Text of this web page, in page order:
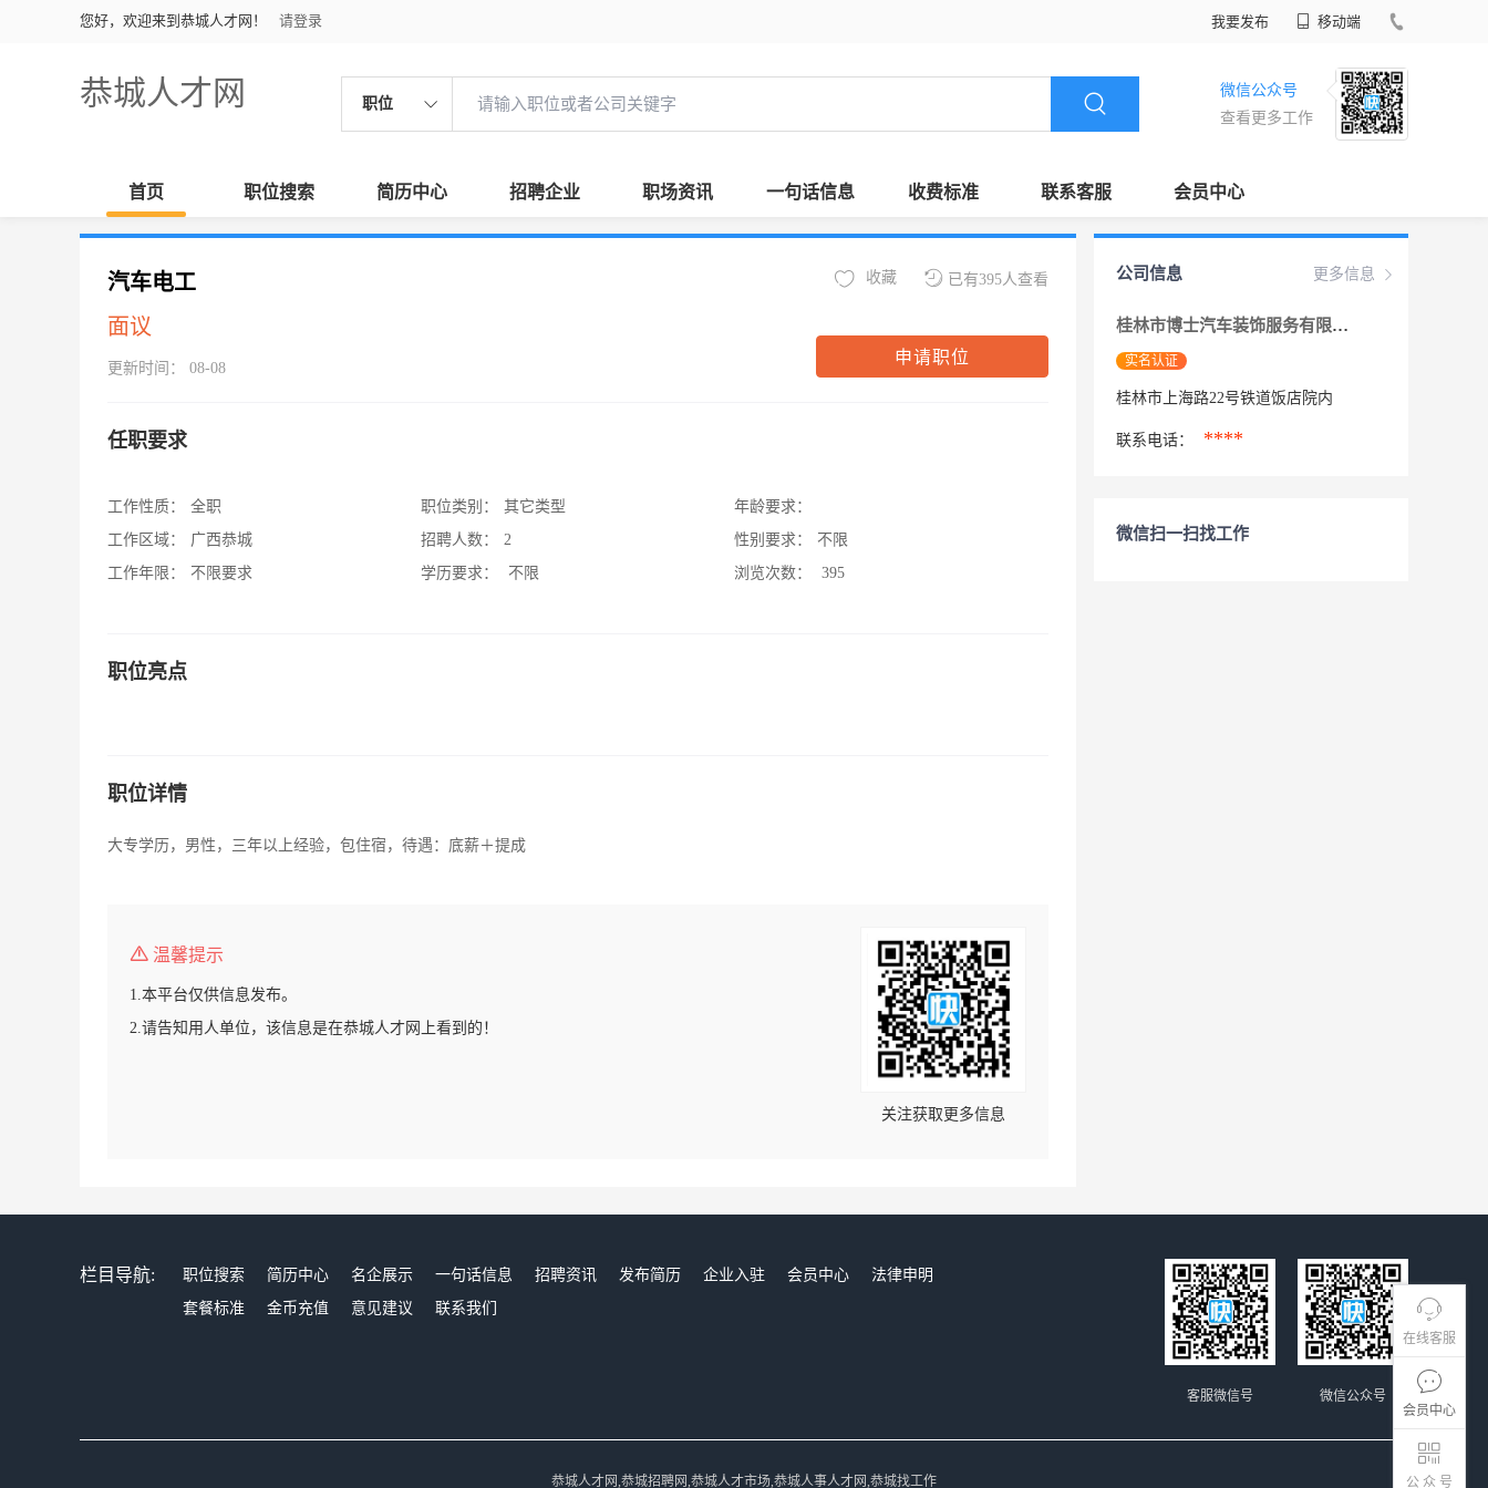
您好，欢迎来到恭城人才网！ 请登录 我要发布 移动端
恭城人才网 职位
微信公众号
查看更多工作
首页 职位搜索 简历中心 招聘企业 职场资讯 一句话信息 收费标准 联系客服 会员中心
在线客服
会员中心
公 众 号
汽车电工
面议
更新时间： 08-08
已有395人查看
收藏
申请职位
任职要求
工作性质：
全职
工作区域：
广西恭城
工作年限：
不限要求
职位类别：
其它类型
招聘人数：
2
学历要求：
不限
年龄要求：
性别要求：
不限
浏览次数：
395
职位亮点
职位详情
大专学历，男性，三年以上经验，包住宿，待遇：底薪＋提成
温馨提示
1.本平台仅供信息发布。
2.请告知用人单位，该信息是在恭城人才网上看到的！
关注获取更多信息
更多信息
公司信息
桂林市博士汽车装饰服务有限责任公司
实名认证
桂林市上海路22号铁道饭店院内
联系电话： ****
微信扫一扫找工作
栏目导航: 职位搜索 简历中心 名企展示 一句话信息 招聘资讯 发布简历 企业入驻 会员中心
法律申明
套餐标准
金币充值 意见建议 联系我们
微信公众号
客服微信号
恭城人才网,恭城招聘网,恭城人才市场,恭城人事人才网,恭城找工作